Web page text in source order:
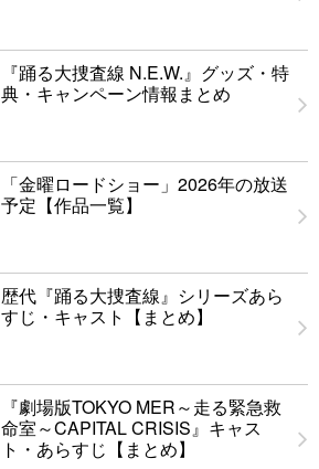
『踊る大捜査線 N.E.W.』グッズ・特
典・キャンペーン情報まとめ
「金曜ロードショー」2026年の放送
予定【作品一覧】
歴代『踊る大捜査線』シリーズあら
すじ・キャスト【まとめ】
『劇場版TOKYO MER～走る緊急救
命室～CAPITAL CRISIS』キャス
ト・あらすじ【まとめ】